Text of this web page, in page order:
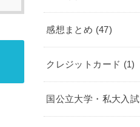
感想まとめ (47)
クレジットカード (1)
国公立大学・私大入試